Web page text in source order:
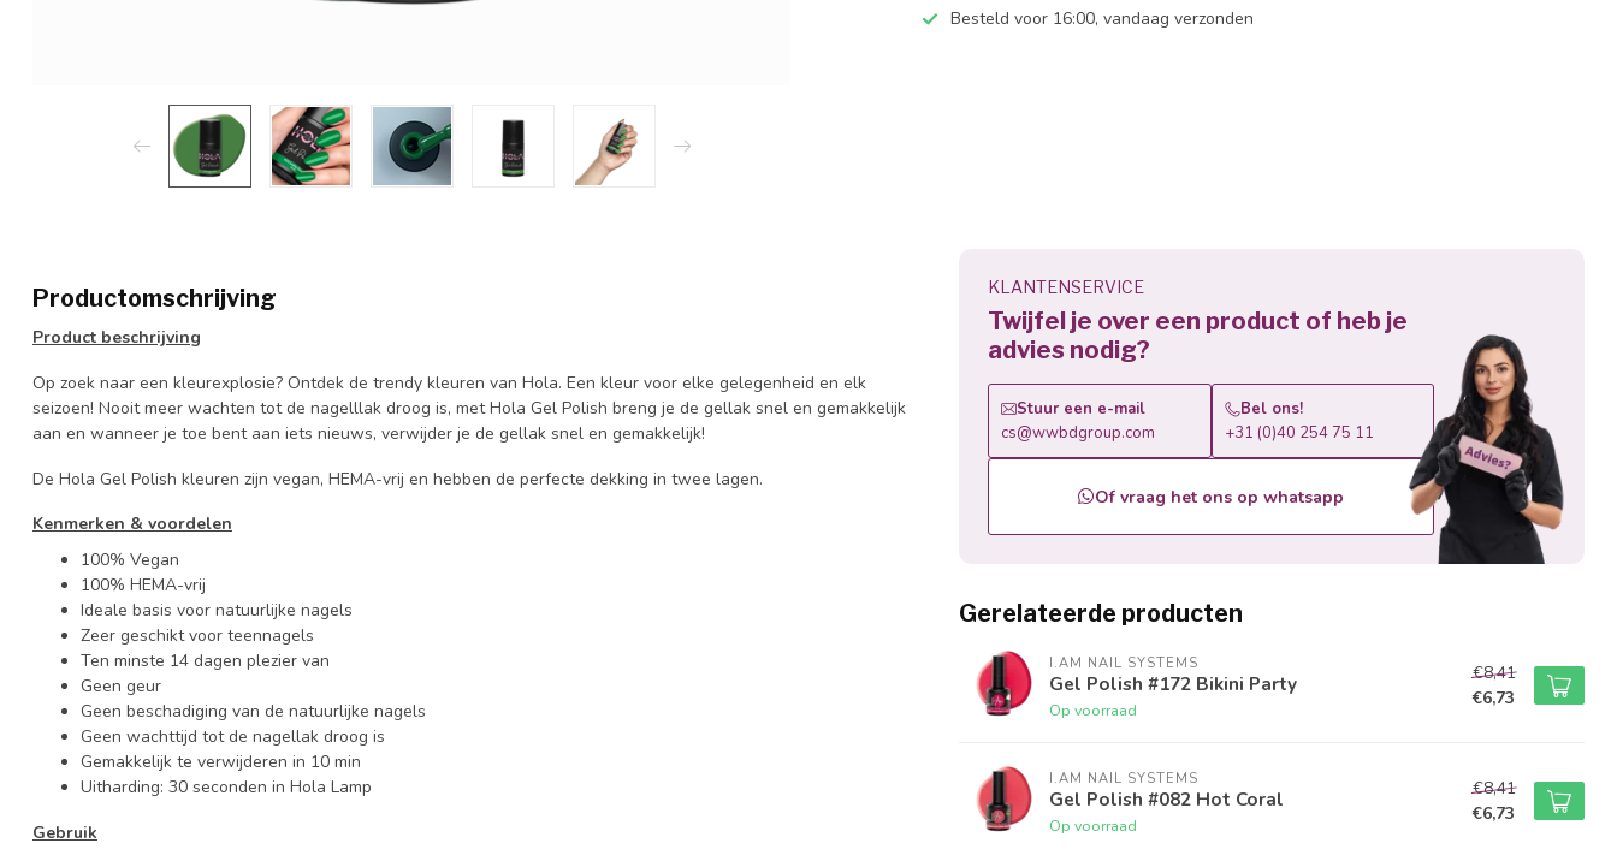
Besteld voor 16:00, vandaag verzonden
Productomschrijving
Product beschrijving
Op zoek naar een kleurexplosie? Ontdek de trendy kleuren van Hola. Een kleur voor elke gelegenheid en elk
seizoen! Nooit meer wachten tot de nagelllak droog is, met Hola Gel Polish breng je de gellak snel en gemakkelijk
aan en wanneer je toe bent aan iets nieuws, verwijder je de gellak snel en gemakkelijk!
De Hola Gel Polish kleuren zijn vegan, HEMA-vrij en hebben de perfecte dekking in twee lagen.
Kenmerken & voordelen
100% Vegan
100% HEMA-vrij
Ideale basis voor natuurlijke nagels
Zeer geschikt voor teennagels
Ten minste 14 dagen plezier van
Geen geur
Geen beschadiging van de natuurlijke nagels
Geen wachttijd tot de nagellak droog is
Gemakkelijk te verwijderen in 10 min
Uitharding: 30 seconden in Hola Lamp
Gebruik
KLANTENSERVICE
Twijfel je over een product of heb je
advies nodig?
Stuur een e-mail
cs@wwbdgroup.com
Bel ons!
+31 (0)40 254 75 11
Of vraag het ons op whatsapp
Gerelateerde producten
I.AM NAIL SYSTEMS
Gel Polish #172 Bikini Party
Op voorraad
€8,41
€6,73
I.AM NAIL SYSTEMS
Gel Polish #082 Hot Coral
Op voorraad
€8,41
€6,73